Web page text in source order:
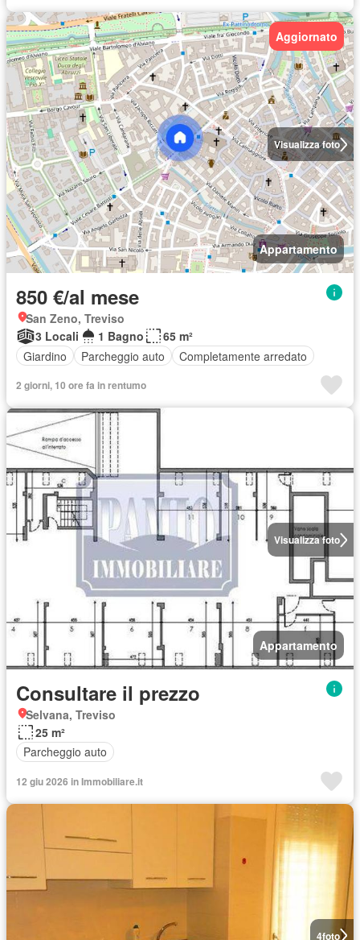
Visualizza foto
Aggiornato
Appartamento
850 €/al mese
San Zeno, Treviso
3 Locali
1 Bagno
65 m²
Giardino
Parcheggio auto Completamente arredato
2 giorni, 10 ore fa in rentumo
Visualizza foto
Appartamento
Consultare il prezzo
Selvana, Treviso
25 m²
Parcheggio auto
12 giu 2026 in Immobiliare.it
4foto